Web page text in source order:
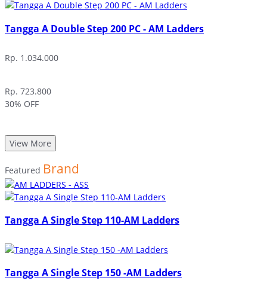
Tangga A Double Step 200 PC - AM Ladders
Rp. 1.034.000
Rp. 723.800
30% OFF
View More
Featured Brand
Tangga A Single Step 110-AM Ladders
Tangga A Single Step 150 -AM Ladders